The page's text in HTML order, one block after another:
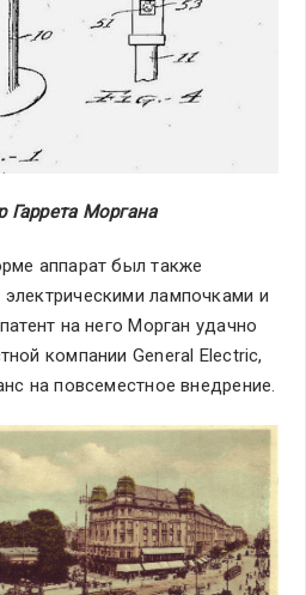
Гаррета Моргана
аппарат был также
лампочками и
на него Морган удачно
компании General Electric,
на повсеместное внедрение.